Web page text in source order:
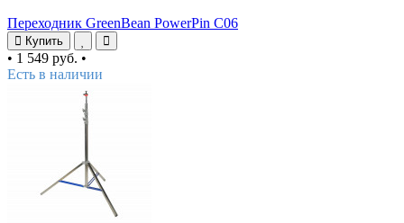
Переходник GreenBean PowerPin C06
Купить
• 1 549 руб. •
Есть в наличии